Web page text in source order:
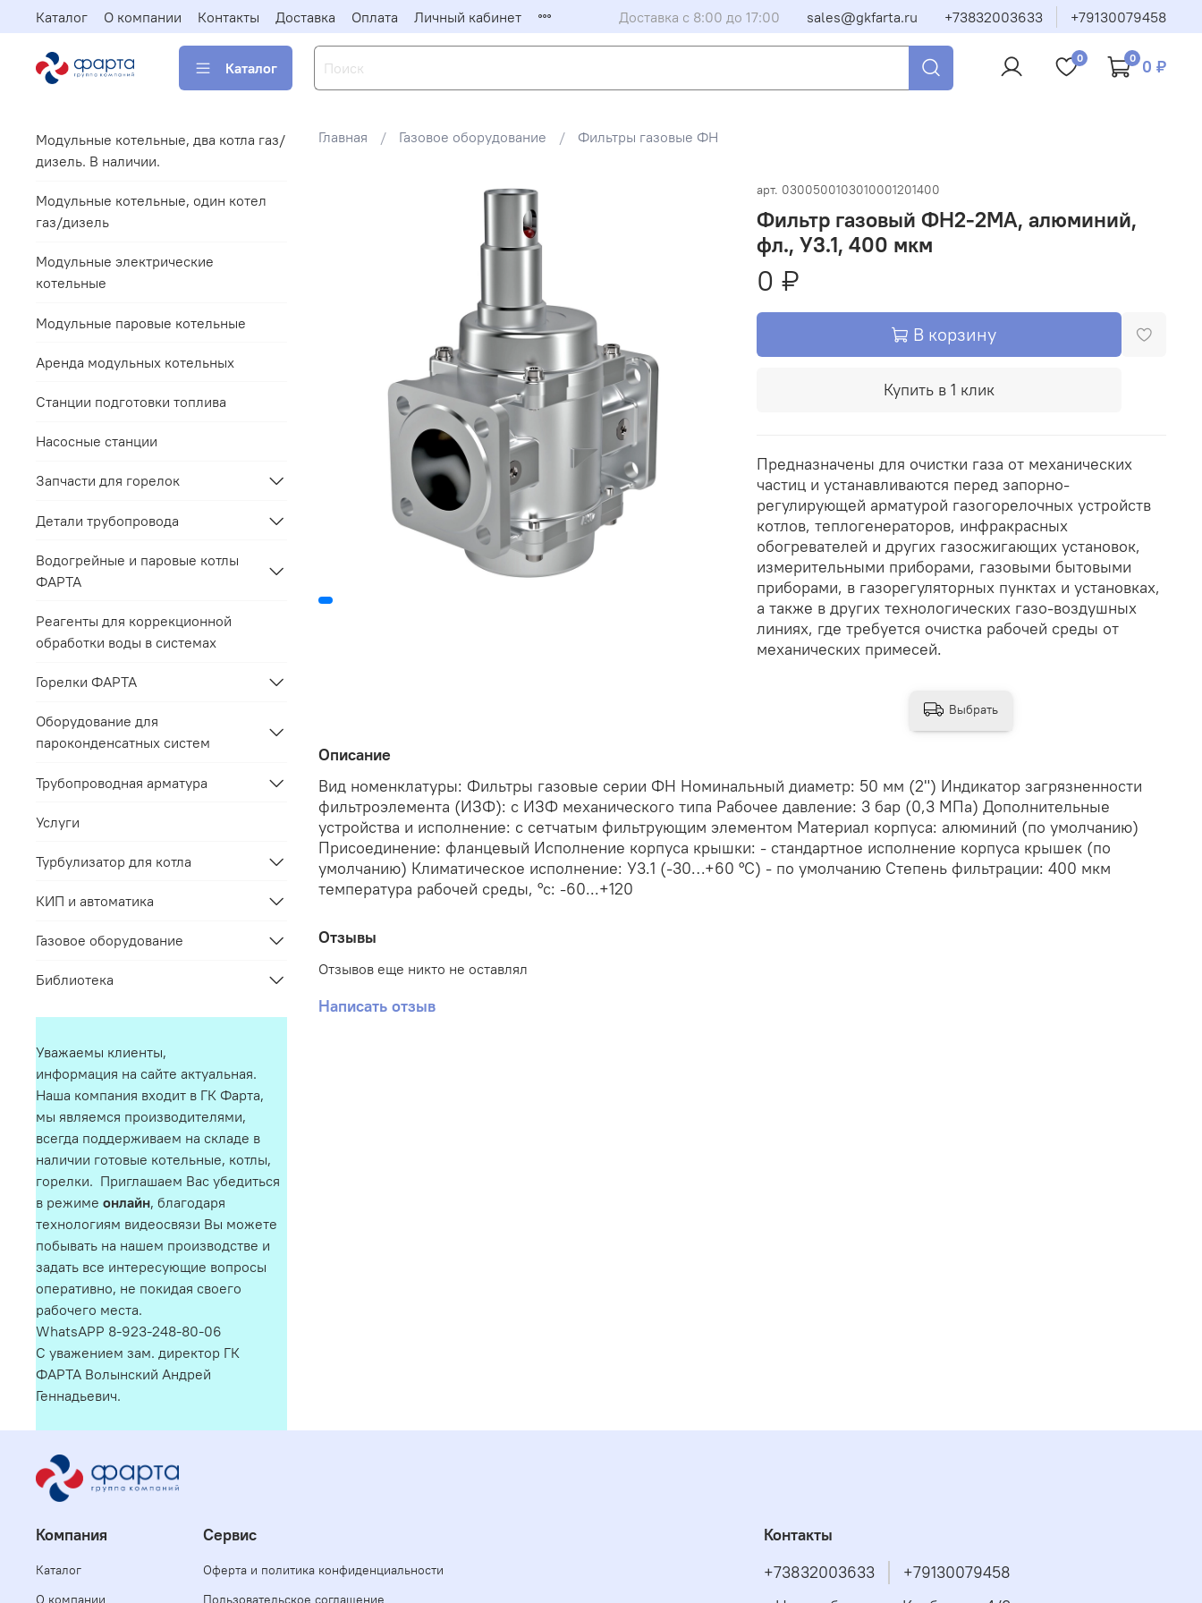
Каталог О компании Контакты Доставка Оплата Личный кабинет Доставка с 8:00 до 17:00 sales@gkfarta.ru +73832003633 +79130079458
Каталог
0 0 0 ₽
Главная Газовое оборудование Фильтры газовые ФН
арт. 0300500103010001201400
Фильтр газовый ФН2-2МА, алюминий,
фл., У3.1, 400 мкм
0 ₽
В корзину
Купить в 1 клик
Предназначены для очистки газа от механических
частиц и устанавливаются перед запорно-
регулирующей арматурой газогорелочных устройств
котлов, теплогенераторов, инфракрасных
обогревателей и других газосжигающих установок,
измерительными приборами, газовыми бытовыми
приборами, в газорегуляторных пунктах и установках,
а также в других технологических газо-воздушных
линиях, где требуется очистка рабочей среды от
механических примесей.
Описание
Вид номенклатуры: Фильтры газовые серии ФН Номинальный диаметр: 50 мм (2") Индикатор загрязненности
фильтроэлемента (ИЗФ): с ИЗФ механического типа Рабочее давление: 3 бар (0,3 МПа) Дополнительные
устройства и исполнение: с сетчатым фильтрующим элементом Материал корпуса: алюминий (по умолчанию)
Присоединение: фланцевый Исполнение корпуса крышки: - стандартное исполнение корпуса крышек (по
умолчанию) Климатическое исполнение: У3.1 (-30…+60 °С) - по умолчанию Степень фильтрации: 400 мкм
температура рабочей среды, °с: -60...+120
Отзывы
Отзывов еще никто не оставлял
Написать отзыв
Выбрать
Модульные котельные, два котла газ/
дизель. В наличии.
Модульные котельные, один котел
газ/дизель
Модульные электрические
котельные
Модульные паровые котельные
Аренда модульных котельных
Станции подготовки топлива
Насосные станции
Запчасти для горелок
Детали трубопровода
Водогрейные и паровые котлы
ФАРТА
Реагенты для коррекционной
обработки воды в системах
Горелки ФАРТА
Оборудование для
пароконденсатных систем
Трубопроводная арматура
Услуги
Турбулизатор для котла
КИП и автоматика
Газовое оборудование
Библиотека
Уважаемы клиенты,
информация на сайте актуальная.
Наша компания входит в ГК Фарта,
мы являемся производителями,
всегда поддерживаем на складе в
наличии готовые котельные, котлы,
горелки. Приглашаем Вас убедиться
в режиме онлайн, благодаря
технологиям видеосвязи Вы можете
побывать на нашем производстве и
задать все интересующие вопросы
оперативно, не покидая своего
рабочего места.
WhatsAPP 8-923-248-80-06
С уважением зам. директор ГК
ФАРТА Волынский Андрей
Геннадьевич.
Компания
Каталог
О компании
Сервис
Оферта и политика конфиденциальности
Пользовательское соглашение
Контакты
+73832003633
+79130079458